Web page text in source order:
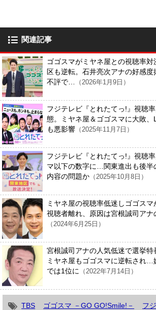
関連記事
ゴゴスマがミヤネ屋との視聴率
区も逆転。石井亮次アナの好感
不評で…
（2026年1月9日）
フジテレビ『とれたてっ!』視聴
態。ミヤネ屋＆ゴゴスマに大敗、
も悪影響 （2025年11月7日）
フジテレビ『とれたてっ!』視聴
マ以下の数字に…関東進出も後半
内容の問題か （2025年10月8日）
ミヤネ屋の視聴率低迷しゴゴス
視聴者離れ、原因は宮根誠司ア
（2024年6月25日）
宮根誠司アナの人気低迷で選挙
ミヤネ屋もゴゴスマに逆転され…
では1位に
（2022年7月14日）
TBS ゴゴスマ －GO GO!Smile!－ フ